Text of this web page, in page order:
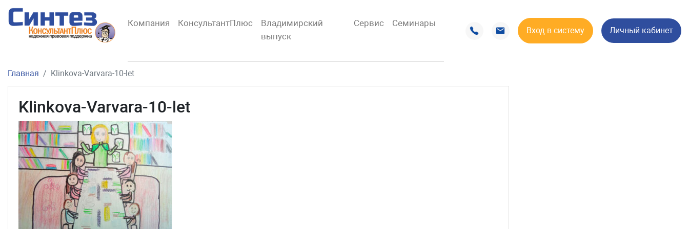
Компания КонсультантПлюс
Владимирский
выпуск
Сервис Семинары
Вход в систему Личный кабинет
Главная Klinkova-Varvara-10-let
Klinkova-Varvara-10-let